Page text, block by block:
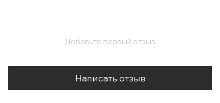
Добавьте первый отзыв
Написать отзыв